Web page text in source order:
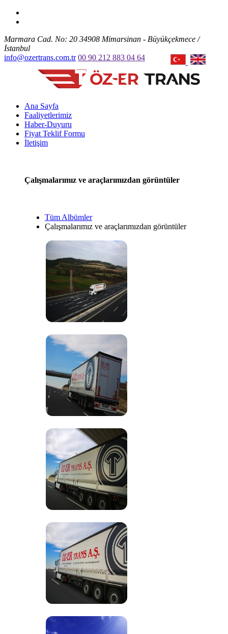
Marmara Cad. No: 20 34908 Mimarsinan - Büyükçekmece /
İstanbul
info@ozertrans.com.tr 00 90 212 883 04 64
Ana Sayfa
Faaliyetlerimiz
Haber-Duyuru
Fiyat Teklif Formu
İletişim
Çalışmalarımız ve araçlarımızdan görüntüler
Tüm Albümler
Çalışmalarımız ve araçlarımızdan görüntüler